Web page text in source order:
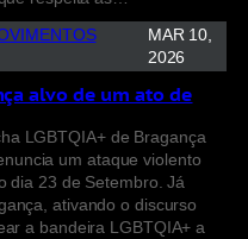
MAR 10,
2026
alvo de um ato de
LGBTQIA+ de Bragança
um ataque violento
dia 23 de Setembro. Já
ativando o discurso
a bandeira LGBTQIA+ a